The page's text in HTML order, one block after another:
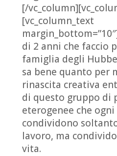
[/
[vc_column_text
di 2 anni che faccio
famiglia degli
sa bene quanto per
rinascita creativa
di questo gruppo di
eterogenee che
condividono
lavoro, ma
vita.